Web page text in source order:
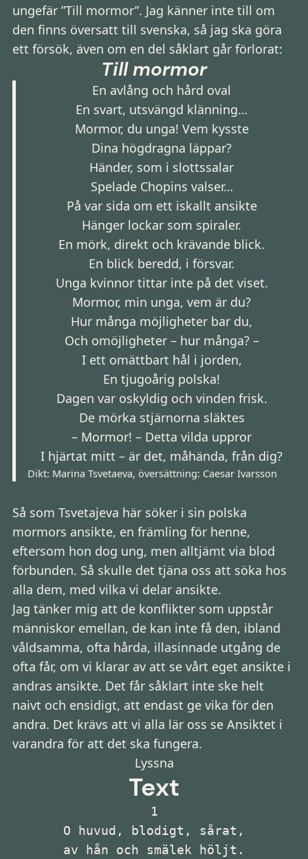
ungefär ”Till mormor”. Jag känner inte till om
den finns översatt till svenska, så jag ska göra
ett försök, även om en del såklart går förlorat:
Till mormor
En avlång och hård oval
En svart, utsvängd klänning…
Mormor, du unga! Vem kysste
Dina högdragna läppar?
Händer, som i slottssalar
Spelade Chopins valser…
På var sida om ett iskallt ansikte
Hänger lockar som spiraler.
En mörk, direkt och krävande blick.
En blick beredd, i försvar.
Unga kvinnor tittar inte på det viset.
Mormor, min unga, vem är du?
Hur många möjligheter bar du,
Och omöjligheter – hur många? –
I ett omättbart hål i jorden,
En tjugoårig polska!
Dagen var oskyldig och vinden frisk.
De mörka stjärnorna släktes
– Mormor! – Detta vilda uppror
I hjärtat mitt – är det, måhända, från dig?
Dikt: Marina Tsvetaeva, översättning: Caesar Ivarsson
Så som Tsvetajeva här söker i sin polska
mormors ansikte, en främling för henne,
eftersom hon dog ung, men alltjämt via blod
förbunden. Så skulle det tjäna oss att söka hos
alla dem, med vilka vi delar ansikte.
Jag tänker mig att de konflikter som uppstår
människor emellan, de kan inte få den, ibland
våldsamma, ofta hårda, illasinnade utgång de
ofta får, om vi klarar av att se vårt eget ansikte i
andras ansikte. Det får såklart inte ske helt
naivt och ensidigt, att endast ge vika för den
andra. Det krävs att vi alla lär oss se Ansiktet i
varandra för att det ska fungera.
Lyssna
Text
1
O huvud, blodigt, sårat,
av hån och smälek höljt.